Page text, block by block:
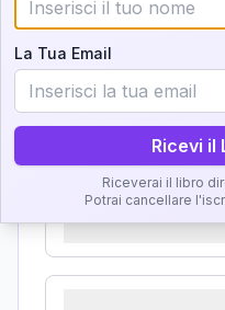
Zona del Ritratto
Importanza:
Karma
La Tua Email
Ricevi il
Riceverai il libro
Potrai cancellare